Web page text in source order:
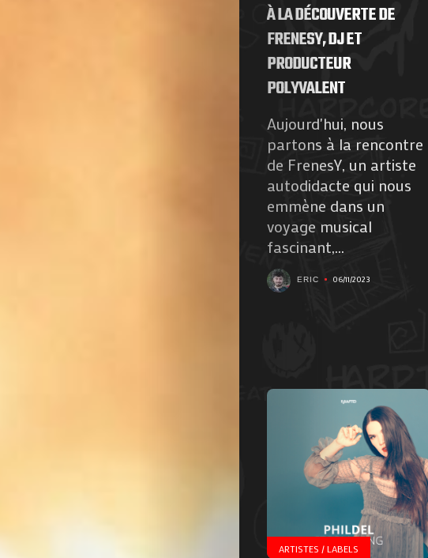
Agenda
Galerie
Photos
À LA DÉCOUVERTE DE
FRENESY, DJ ET
PRODUCTEUR
POLYVALENT
Aujourd'hui, nous
partons à la rencontre
de FrenesY, un artiste
autodidacte qui nous
emmène dans un
voyage musical
fascinant,...
ERIC 06/11/2023
ARTISTES / LABELS